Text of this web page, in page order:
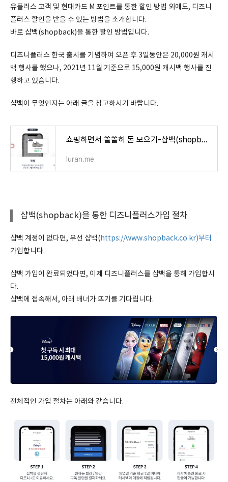
유플러스 고객 및 현대카드 M 포인트를 통한 할인 방법 외에도, 디즈니
플러스 할인을 받을 수 있는 방법을 소개합니다.
바로 샵백(shopback)을 통한 할인 방법입니다.
디즈니플러스 한국 출시를 기념하여 오픈 후 3일동안은 20,000원 캐시
백 행사를 했으나, 2021년 11월 기준으로 15,000원 캐시백 행사를 진
행하고 있습니다.
샵백이 무엇인지는 아래 글을 참고하시기 바랍니다.
쇼핑하면서 쏠쏠히 돈 모으기-샵백(shopback)
luran.me
샵백(shopback)을 통한 디즈니플러스가입 절차
샵백 계정이 없다면, 우선 샵백( https://www.shopback.co.kr)부터
가입합니다.
샵백 가입이 완료되었다면, 이제 디즈니플러스를 샵백을 통해 가입합시
다.
샵백에 접속해서, 아래 배너가 뜨기를 기다립니다.
전체적인 가입 절차는 아래와 같습니다.